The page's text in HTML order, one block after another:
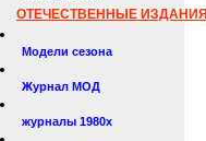
ОТЕЧЕСТВЕННЫЕ ИЗДАНИЯ
Модели сезона
Журнал МОД
журналы 1980х